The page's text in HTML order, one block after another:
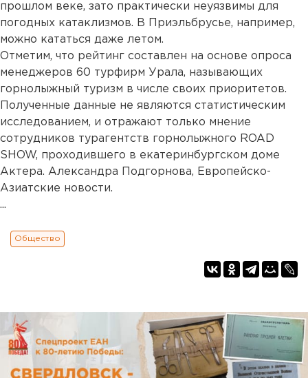
прошлом веке, зато практически неуязвимы для
погодных катаклизмов. В Приэльбрусье, например,
можно кататься даже летом.
Отметим, что рейтинг составлен на основе опроса
менеджеров 60 турфирм Урала, называющих
горнолыжный туризм в числе своих приоритетов.
Полученные данные не являются статистическим
исследованием, и отражают только мнение
сотрудников турагентств горнолыжного ROAD
SHOW, проходившего в екатеринбургском доме
Актера. Александра Подгорнова, Европейско-
Азиатские новости.
...
Общество